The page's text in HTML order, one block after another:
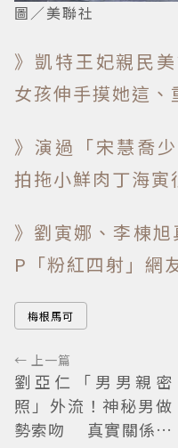
圖／美聯社
》凱特王妃親民
女孩伸手摸她這
》演過「宋慧喬
拍拖小鮮肉丁海寅
》劉寅娜、李棟
P「粉紅四射」網
梅根馬可
← 上一篇
劉亞仁「男男親密
照」外流！神秘男做
勢索吻 真實關係引